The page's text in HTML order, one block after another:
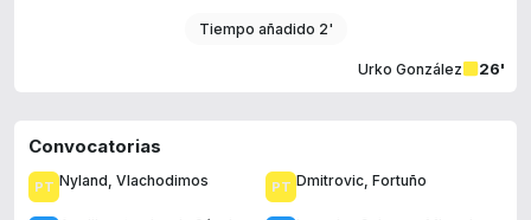
Tiempo añadido 2'
26'
Urko González
Convocatorias
Nyland, Vlachodimos Dmitrovic, Fortuño